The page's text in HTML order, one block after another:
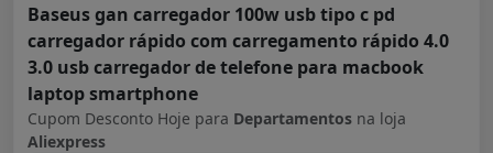
Baseus gan carregador 100w usb tipo c pd
carregador rápido com carregamento rápido 4.0
3.0 usb carregador de telefone para macbook
laptop smartphone
Cupom Desconto Hoje para Departamentos na loja
Aliexpress